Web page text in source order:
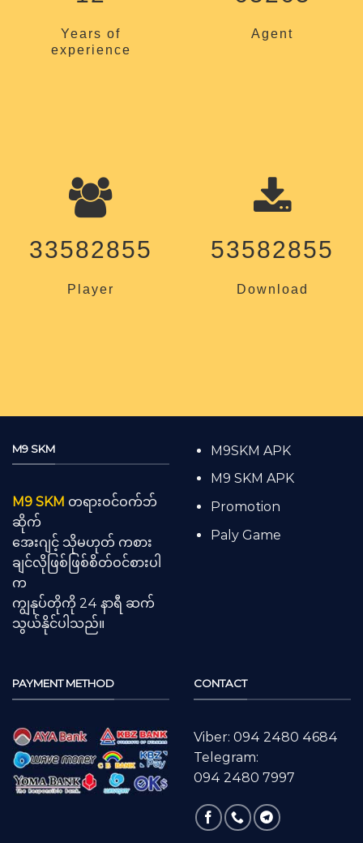
Years of
experience
Agent
33582855
Player
53582855
Download
M9 SKM
M9 SKM တရားဝင်ဝက်ဘ်
ဆိုက်
အေးဂျင့် သိုမဟုတ် ကစား
ချင်လိုဖြစ်ဖြစ်စိတ်ဝင်စားပါ
က
ကျွနုပ်တိုကို 24 နာရီ ဆက်
သွယ်နိုင်ပါသည်။
M9SKM APK
M9 SKM APK
Promotion
Paly Game
PAYMENT METHOD CONTACT
Viber: 094 2480 4684
Telegram:
094 2480 7997